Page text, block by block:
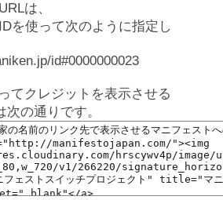
は、
を使って次のように指定し
id#0000000023
てクレジットを表示させる
の通りです。